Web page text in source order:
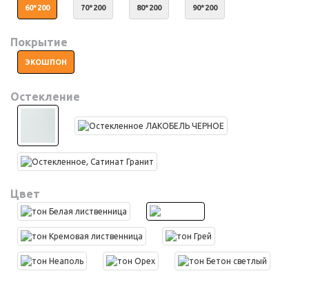
60*200 70*200 80*200 90*200
Покрытие
ЭКОШПОН
Остекление
Цвет